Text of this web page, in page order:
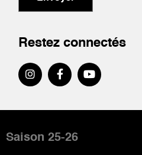
Restez connectés
de
Saison 25-26